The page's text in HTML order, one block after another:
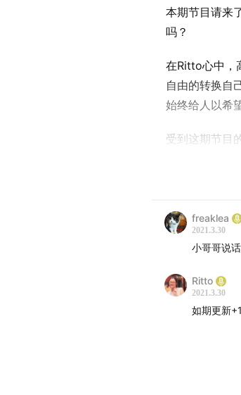
本期节目请来
吗？
在Ritto心中，
自由的转换自
始终给人以希
受到这期节目
身边有趣的宝
《对话高猛：
本期主播：
Show Notes：
朋友的自
freaklea
2021.3.30
小哥哥说
Ritto
2021.3.30
如期更新+1